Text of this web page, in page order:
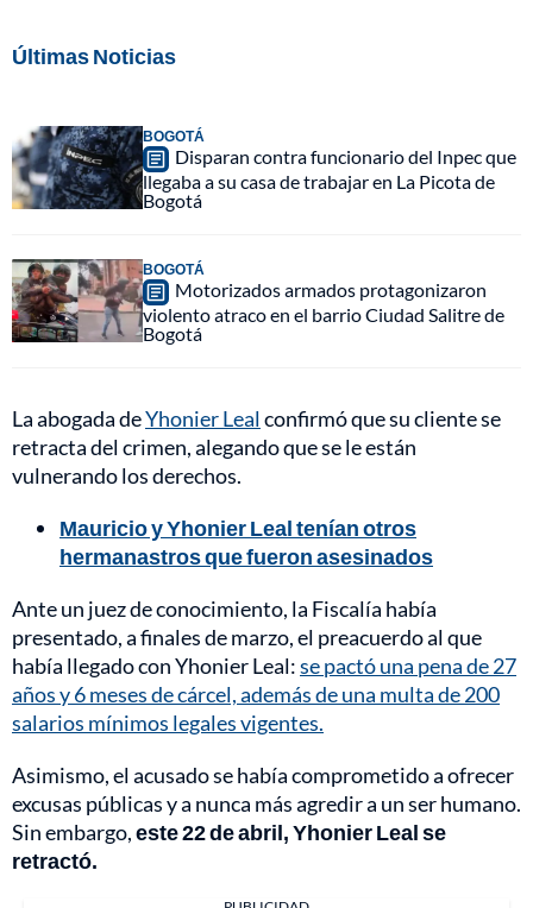
Últimas Noticias
BOGOTÁ
Disparan contra funcionario del Inpec que
llegaba a su casa de trabajar en La Picota de
Bogotá
BOGOTÁ
Motorizados armados protagonizaron
violento atraco en el barrio Ciudad Salitre de
Bogotá
La abogada deYhonier Lealconfirmó que su cliente se
retracta del crimen, alegando que se le están
vulnerando los derechos.
Mauricio y Yhonier Leal tenían otros
hermanastros que fueron asesinados
Ante un juez de conocimiento, la Fiscalía había
presentado, a finales de marzo, el preacuerdo al que
había llegado con Yhonier Leal:se pactó una pena de 27
años y 6 meses de cárcel, además de una multa de 200
salarios mínimos legales vigentes.
Asimismo, el acusado se había comprometido a ofrecer
excusas públicas y a nunca más agredir a un ser humano.
Sin embargo,este 22 de abril, Yhonier Leal se
retractó.